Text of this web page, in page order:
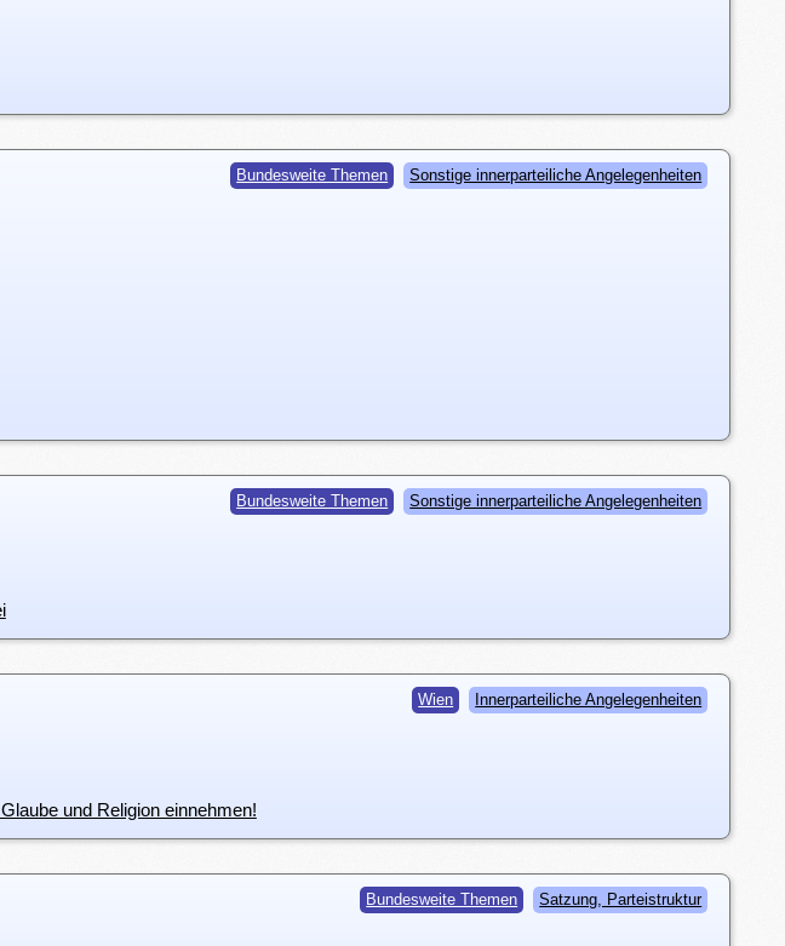
Bundesweite Themen Sonstige innerparteiliche Angelegenheiten
Bundesweite Themen Sonstige innerparteiliche Angelegenheiten
Wien Innerparteiliche Angelegenheiten
und Religion einnehmen!
Bundesweite Themen Satzung, Parteistruktur